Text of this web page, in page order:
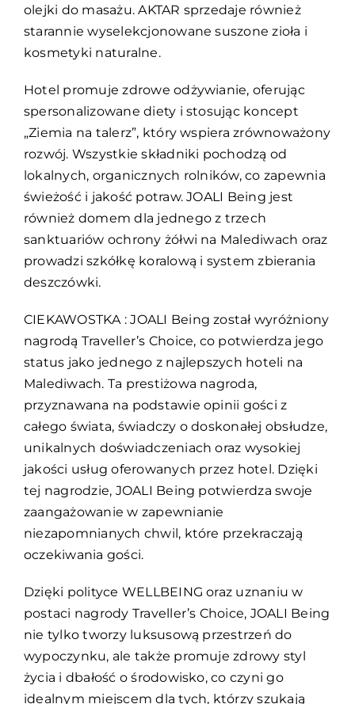
olejki do masażu. AKTAR sprzedaje również
starannie wyselekcjonowane suszone zioła i
kosmetyki naturalne.
Hotel promuje zdrowe odżywianie, oferując
spersonalizowane diety i stosując koncept
„Ziemia na talerz”, który wspiera zrównoważony
rozwój. Wszystkie składniki pochodzą od
lokalnych, organicznych rolników, co zapewnia
świeżość i jakość potraw. JOALI Being jest
również domem dla jednego z trzech
sanktuariów ochrony żółwi na Malediwach oraz
prowadzi szkółkę koralową i system zbierania
deszczówki.
CIEKAWOSTKA : JOALI Being został wyróżniony
nagrodą Traveller’s Choice, co potwierdza jego
status jako jednego z najlepszych hoteli na
Malediwach. Ta prestiżowa nagroda,
przyznawana na podstawie opinii gości z
całego świata, świadczy o doskonałej obsłudze,
unikalnych doświadczeniach oraz wysokiej
jakości usług oferowanych przez hotel. Dzięki
tej nagrodzie, JOALI Being potwierdza swoje
zaangażowanie w zapewnianie
niezapomnianych chwil, które przekraczają
oczekiwania gości.
Dzięki polityce WELLBEING oraz uznaniu w
postaci nagrody Traveller’s Choice, JOALI Being
nie tylko tworzy luksusową przestrzeń do
wypoczynku, ale także promuje zdrowy styl
życia i dbałość o środowisko, co czyni go
idealnym miejscem dla tych, którzy szukają